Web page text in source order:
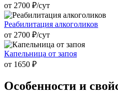
от 2700 ₽/cут
Реабилитация алкоголиков
от 2700 ₽/cут
Капельница от запоя
от 1650 ₽
Особенности и